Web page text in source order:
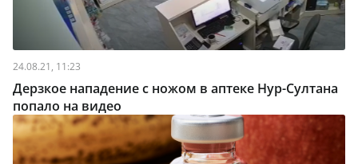
24.08.21, 11:23
Дерзкое нападение с ножом в аптеке Нур-Султана
попало на видео